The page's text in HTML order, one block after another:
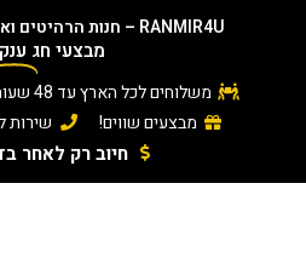
RANMIR4U – חנות הרהיטים ואקססוריז הטובה ביותר
מבצעי חג
משלוחים לכל הארץ עד 48 שעות
מבצעים שווים!
שירות
חיוב רק לאחר